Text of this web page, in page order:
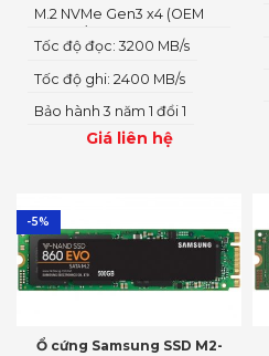
Giá liên hệ
Bảo hành 3 năm 1 đổi 1
Tốc độ ghi: 2400 MB/s
Tốc độ đọc: 3200 MB/s
M.2 NVMe Gen3 x4 (OEM
No Box)
-5%
Ổ cứng Samsung SSD M2-